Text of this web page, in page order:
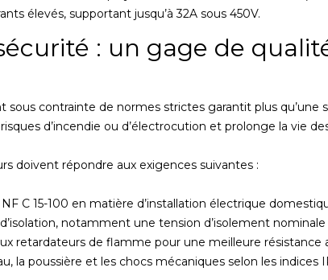
élevés, supportant jusqu’à 32A sous 450V.
: un gage de
sous contrainte de normes strictes garantit plus
d’incendie ou d’électrocution et prolonge la vie
doivent répondre aux exigences suivantes :
C 15-100 en matière d’installation électrique
notamment une tension d’isolement nominale
retardateurs de flamme pour une meilleure résistance
la poussière et les chocs mécaniques selon les indices